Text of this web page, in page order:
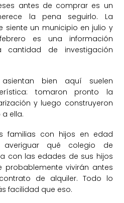
antes de comprar es un
la pena seguirlo. La
siente un municipio en julio y
es una información
cantidad de investigación
bien aquí suelen
tomaron pronto la
y luego construyeron
ella.
familias con hijos en edad
averiguar qué colegio de
con las edades de sus hijos
vivirán antes
de alquiler. Todo lo
facilidad que eso.